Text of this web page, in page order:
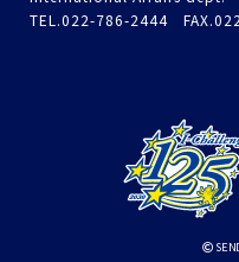
TEL.022-786-2444